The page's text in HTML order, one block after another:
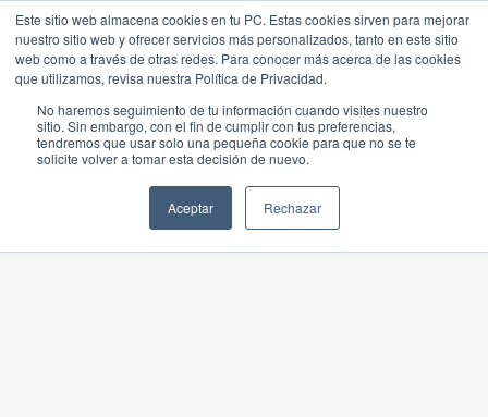
Este sitio web almacena cookies en tu PC. Estas cookies sirven para mejorar
nuestro sitio web y ofrecer servicios más personalizados, tanto en este sitio
web como a través de otras redes. Para conocer más acerca de las cookies
que utilizamos, revisa nuestra Política de Privacidad.
No haremos seguimiento de tu información cuando visites nuestro
sitio. Sin embargo, con el fin de cumplir con tus preferencias,
tendremos que usar solo una pequeña cookie para que no se te
solicite volver a tomar esta decisión de nuevo.
Aceptar Rechazar